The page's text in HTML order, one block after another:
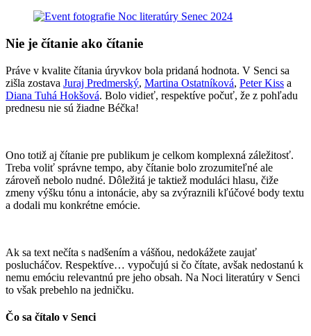
Nie je čítanie ako čítanie
Práve v kvalite čítania úryvkov bola pridaná hodnota. V Senci sa
zišla zostava Juraj Predmerský, Martina Ostatníková, Peter Kiss a
Diana Tuhá Hokšová. Bolo vidieť, respektíve počuť, že z pohľadu
prednesu nie sú žiadne Béčka!
Ono totiž aj čítanie pre publikum je celkom komplexná záležitosť.
Treba voliť správne tempo, aby čítanie bolo zrozumiteľné ale
zároveň nebolo nudné. Dôležitá je taktiež moduláci hlasu, čiže
zmeny výšku tónu a intonácie, aby sa zvýraznili kľúčové body textu
a dodali mu konkrétne emócie.
Ak sa text nečíta s nadšením a vášňou, nedokážete zaujať
poslucháčov. Respektíve… vypočujú si čo čítate, avšak nedostanú k
nemu emóciu relevantnú pre jeho obsah. Na Noci literatúry v Senci
to však prebehlo na jedničku.
Čo sa čítalo v Senci